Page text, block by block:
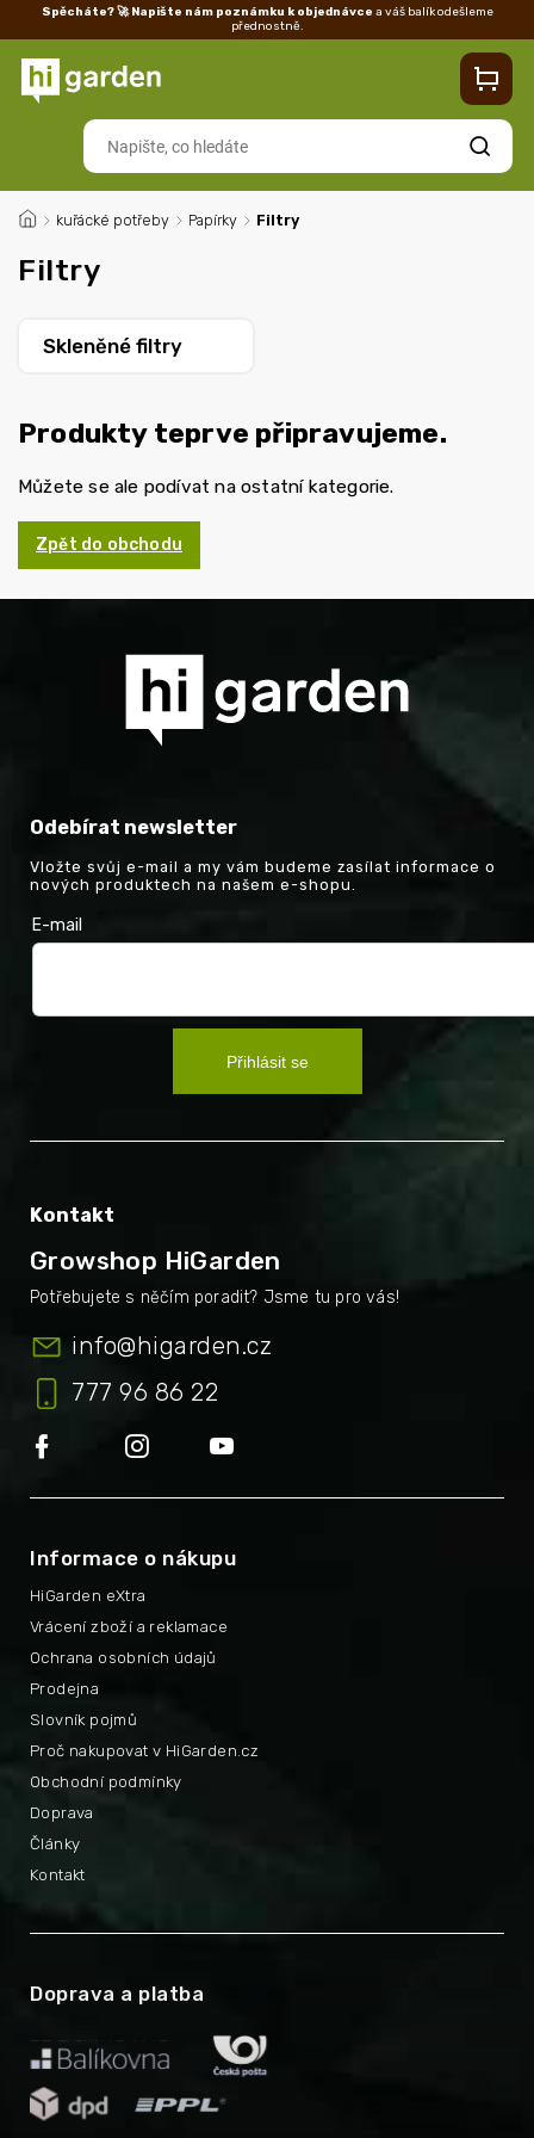
Spěcháte? 🚀 Napište nám poznámku k objednávce a váš balík odešleme
přednostně.
Vrácení/reklamace
Hledat
/ kuřácké potřeby / Papírky / Filtry
Filtry
Skleněné filtry
Produkty teprve připravujeme.
Můžete se ale podívat na ostatní kategorie.
Zpět do obchodu
Odebírat newsletter
Vložte svůj e-mail a my vám budeme zasílat informace o
nových produktech na našem e-shopu.
E-mail
Přihlásit se
Kontakt
Growshop HiGarden
info@higarden.cz
777 96 86 22
Informace o nákupu
HiGarden eXtra
Proč nakupovat v HiGarden.cz
Vrácení zboží a reklamace
Obchodní podmínky
Ochrana osobních údajů
Doprava
Prodejna
Články
Slovník pojmů
Kontakt
Doprava a platba